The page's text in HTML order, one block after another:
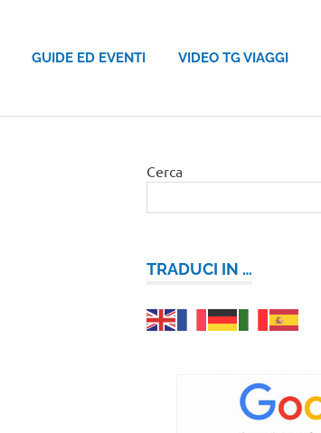
GUIDE ED EVENTI VIDEO TG VIAGGI
Cerca
TRADUCI IN …